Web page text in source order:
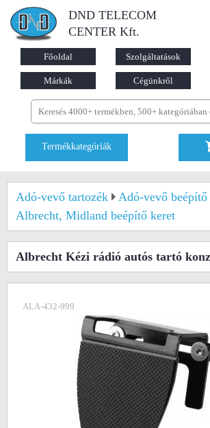
DND TELECOM
CENTER Kft.
Főoldal Szolgáltatások
Márkák Cégünkről
Termékkategóriák
Adó-vevő tartozék Adó-vevő beépítő
Albrecht, Midland beépítő keret
Albrecht Kézi rádió autós tartó
ALA-432-999